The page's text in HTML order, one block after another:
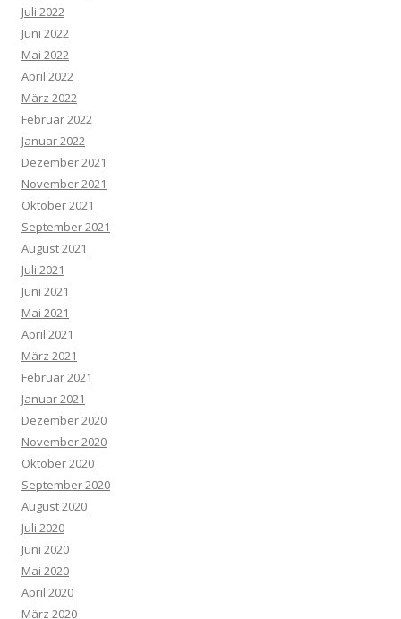
Juli 2022
Juni 2022
Mai 2022
April 2022
März 2022
Februar 2022
Januar 2022
Dezember 2021
November 2021
Oktober 2021
September 2021
August 2021
Juli 2021
Juni 2021
Mai 2021
April 2021
März 2021
Februar 2021
Januar 2021
Dezember 2020
November 2020
Oktober 2020
September 2020
August 2020
Juli 2020
Juni 2020
Mai 2020
April 2020
März 2020